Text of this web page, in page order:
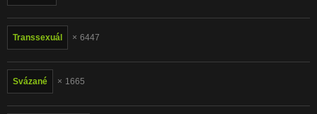
Transsexuál 6447
Svázané 1665